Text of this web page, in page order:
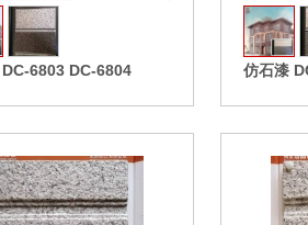
6803 DC-6804 仿石漆